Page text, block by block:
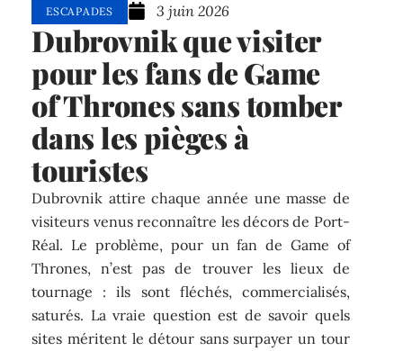
ESCAPADES 3 juin 2026
Dubrovnik que visiter
pour les fans de Game
of Thrones sans tomber
dans les pièges à
touristes
Dubrovnik attire chaque année une masse de
visiteurs venus reconnaître les décors de Port-
Réal. Le problème, pour un fan de Game of
Thrones, n’est pas de trouver les lieux de
tournage : ils sont fléchés, commercialisés,
saturés. La vraie question est de savoir quels
sites méritent le détour sans surpayer un tour